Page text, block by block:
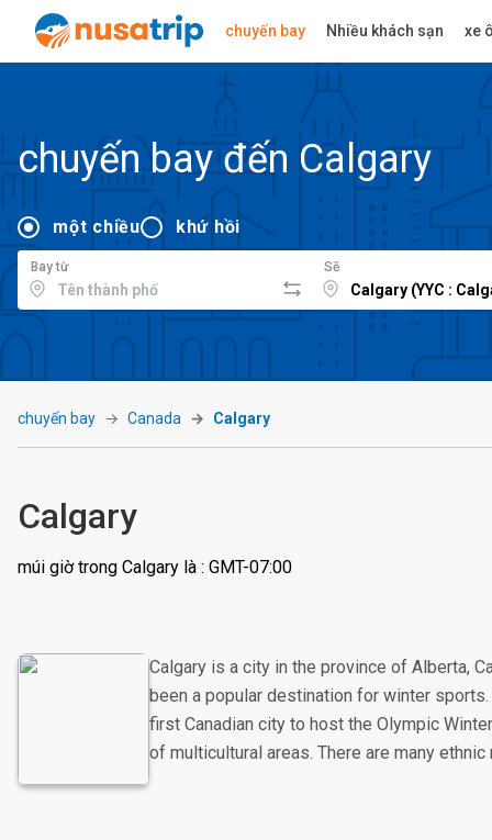
chuyến bay Nhiều khách sạn xe
chuyến bay đến Calgary
một chiều khứ hồi
Bay từ Sẽ
chuyến bay Canada Calgary
Calgary
múi giờ trong Calgary là : GMT-07:00
Calgary is a city in the province of Alberta,
been a popular destination for winter
first Canadian city to host the Olympic
of multicultural areas. There are many